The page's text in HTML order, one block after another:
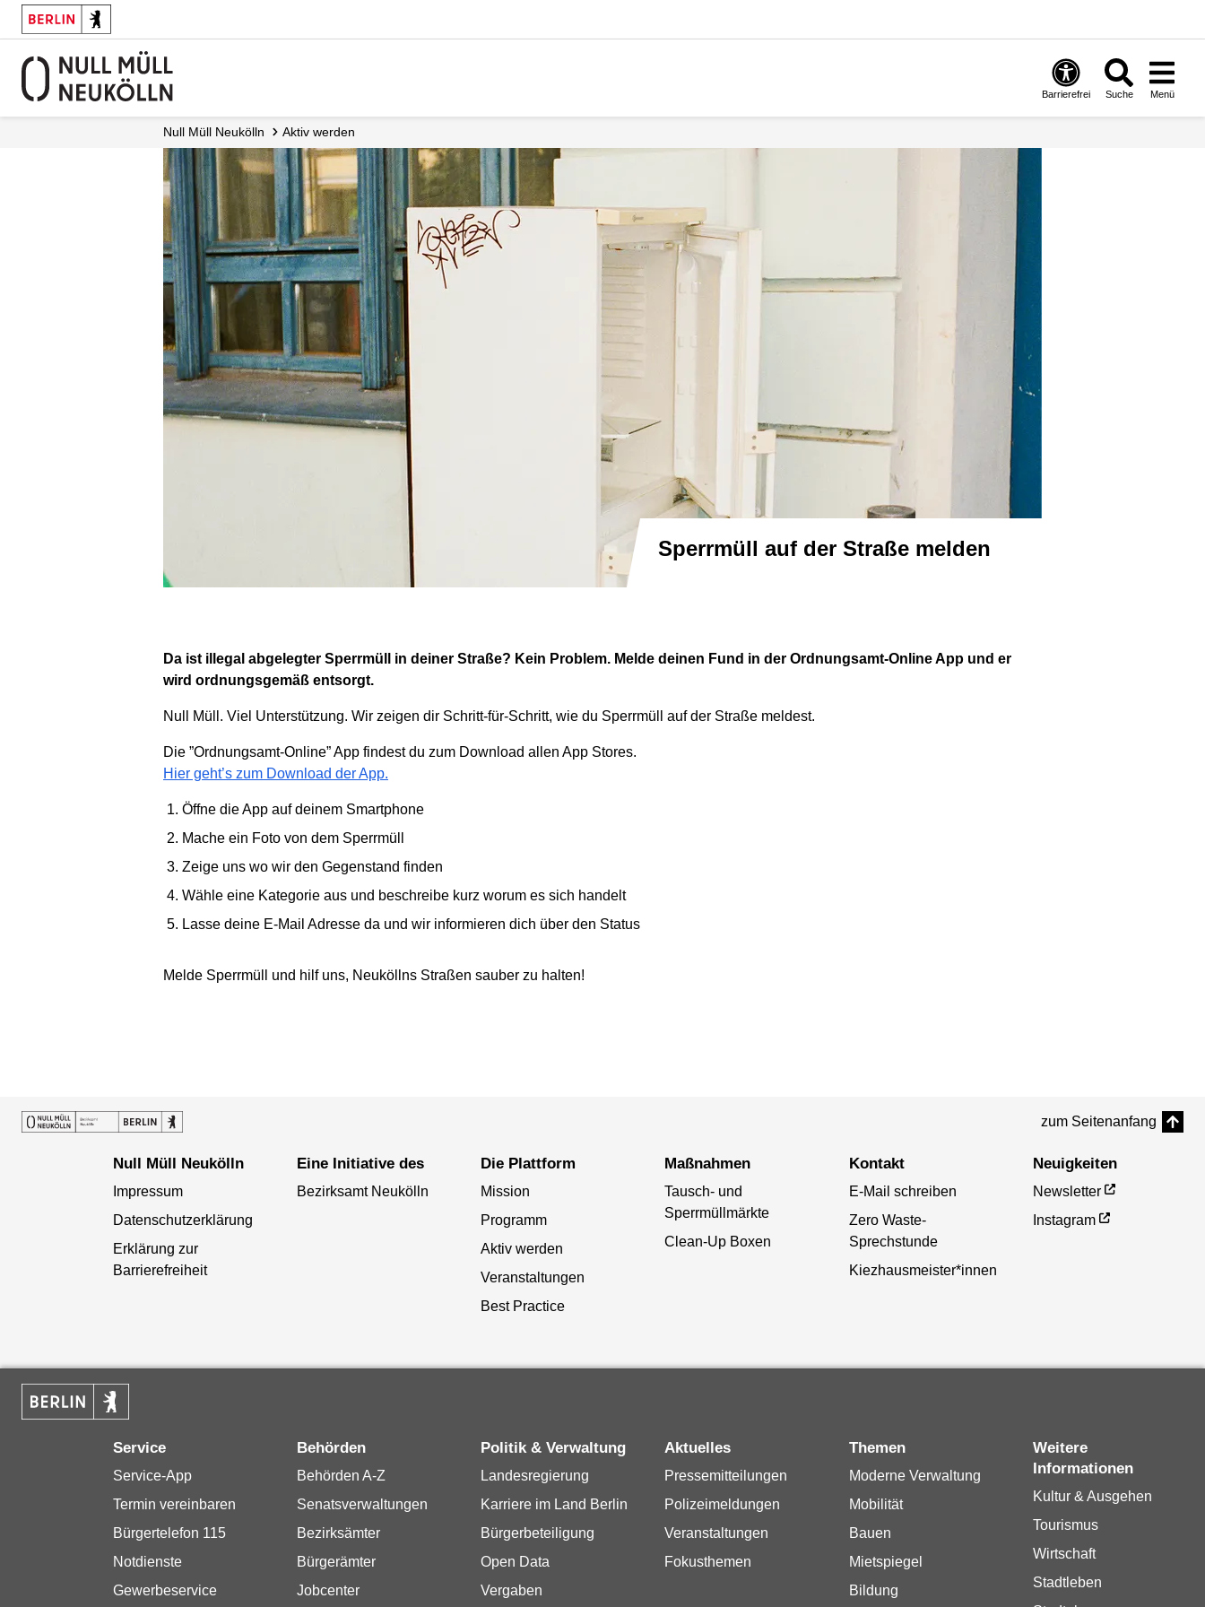
Barrierefrei Suche Menü
Null Müll Neukölln Aktiv werden
Sperrmüll auf der Straße melden
Da ist illegal abgelegter Sperrmüll in deiner Straße? Kein Problem. Melde deinen Fund in der Ordnungsamt-Online App und er
wird ordnungsgemäß entsorgt.
Null Müll. Viel Unterstützung. Wir zeigen dir Schritt-für-Schritt, wie du Sperrmüll auf der Straße meldest.
Die ”Ordnungsamt-Online” App findest du zum Download allen App Stores.
Hier geht’s zum Download der App.
Öffne die App auf deinem Smartphone
Mache ein Foto von dem Sperrmüll
Zeige uns wo wir den Gegenstand finden
Wähle eine Kategorie aus und beschreibe kurz worum es sich handelt
Lasse deine E-Mail Adresse da und wir informieren dich über den Status
Melde Sperrmüll und hilf uns, Neuköllns Straßen sauber zu halten!
zum Seitenanfang
Null Müll Neukölln
Impressum
Datenschutzerklärung
Erklärung zur
Barrierefreiheit
Eine Initiative des
Bezirksamt Neukölln
Die Plattform
Mission
Programm
Aktiv werden
Veranstaltungen
Best Practice
Maßnahmen
Tausch- und
Sperrmüllmärkte
Clean-Up Boxen
Kontakt
E-Mail schreiben
Zero Waste-
Sprechstunde
Kiezhausmeister*innen
Neuigkeiten
Newsletter
Instagram
Service
Service-App
Termin vereinbaren
Bürgertelefon 115
Notdienste
Gewerbeservice
Behörden
Behörden A-Z
Senatsverwaltungen
Bezirksämter
Bürgerämter
Jobcenter
Politik & Verwaltung
Landesregierung
Karriere im Land Berlin
Bürgerbeteiligung
Open Data
Vergaben
Aktuelles
Pressemitteilungen
Polizeimeldungen
Veranstaltungen
Fokusthemen
Themen
Moderne Verwaltung
Mobilität
Bauen
Mietspiegel
Bildung
Weitere
Informationen
Kultur & Ausgehen
Tourismus
Wirtschaft
Stadtleben